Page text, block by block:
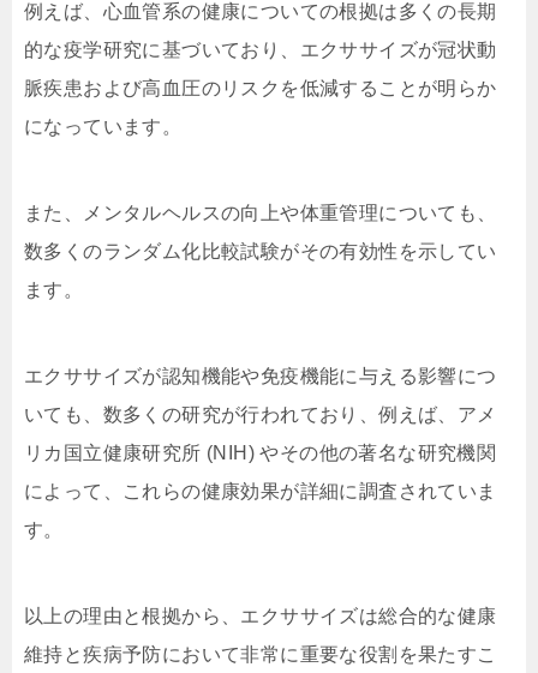
例えば、心血管系の健康についての根拠は多くの長期
的な疫学研究に基づいており、エクササイズが冠状動
脈疾患および高血圧のリスクを低減することが明らか
になっています。
また、メンタルヘルスの向上や体重管理についても、
数多くのランダム化比較試験がその有効性を示してい
ます。
エクササイズが認知機能や免疫機能に与える影響につ
いても、数多くの研究が行われており、例えば、アメ
リカ国立健康研究所 (NIH) やその他の著名な研究機関
によって、これらの健康効果が詳細に調査されていま
す。
以上の理由と根拠から、エクササイズは総合的な健康
維持と疾病予防において非常に重要な役割を果たすこ